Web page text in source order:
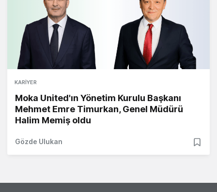
KARIYER
Moka United'ın Yönetim Kurulu Başkanı
Mehmet Emre Timurkan, Genel Müdürü
Halim Memiş oldu
Gözde Ulukan